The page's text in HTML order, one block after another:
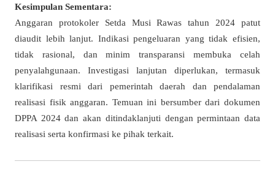
Kesimpulan Sementara:
Anggaran protokoler Setda Musi Rawas tahun 2024 patut
diaudit lebih lanjut. Indikasi pengeluaran yang tidak efisien,
tidak rasional, dan minim transparansi membuka celah
penyalahgunaan. Investigasi lanjutan diperlukan, termasuk
klarifikasi resmi dari pemerintah daerah dan pendalaman
realisasi fisik anggaran. Temuan ini bersumber dari dokumen
DPPA 2024 dan akan ditindaklanjuti dengan permintaan data
realisasi serta konfirmasi ke pihak terkait.